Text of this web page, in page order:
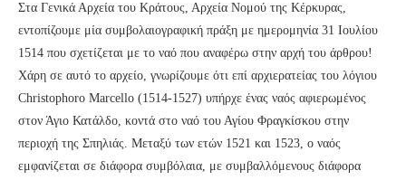
Στα Γενικά Αρχεία του Κράτους, Αρχεία Νομού της Κέρκυρας,
εντοπίζουμε μία συμβολαιογραφική πράξη με ημερομηνία 31 Ιουλίου
1514 που σχετίζεται με το ναό που αναφέρω στην αρχή του άρθρου!
Χάρη σε αυτό το αρχείο, γνωρίζουμε ότι επί αρχιερατείας του λόγιου
Christophorο Marcello (1514-1527) υπήρχε ένας ναός αφιερωμένος
στον Άγιο Κατάλδο, κοντά στο ναό του Αγίου Φραγκίσκου στην
περιοχή της Σπηλιάς. Μεταξύ των ετών 1521 και 1523, ο ναός
εμφανίζεται σε διάφορα συμβόλαια, με συμβαλλόμενους διάφορα